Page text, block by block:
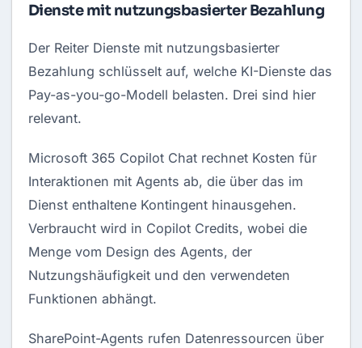
Dienste mit nutzungsbasierter Bezahlung
Der Reiter Dienste mit nutzungsbasierter
Bezahlung schlüsselt auf, welche KI-Dienste das
Pay-as-you-go-Modell belasten. Drei sind hier
relevant.
Microsoft 365 Copilot Chat rechnet Kosten für
Interaktionen mit Agents ab, die über das im
Dienst enthaltene Kontingent hinausgehen.
Verbraucht wird in Copilot Credits, wobei die
Menge vom Design des Agents, der
Nutzungshäufigkeit und den verwendeten
Funktionen abhängt.
SharePoint-Agents rufen Datenressourcen über